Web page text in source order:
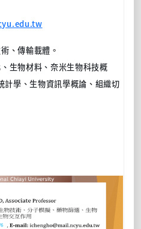
、傳輸載體。
生物材料、奈米生物科技概
計學、生物資訊學概論、組織切